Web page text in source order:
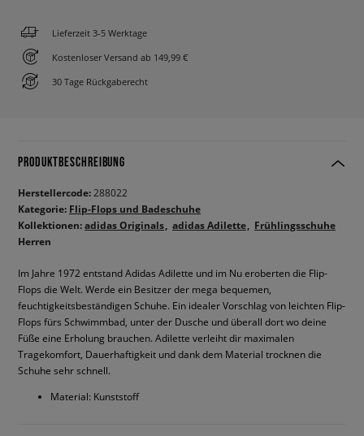
Lieferzeit 3-5 Werktage
Kostenloser Versand ab 149,99 €
30 Tage Rückgaberecht
PRODUKTBESCHREIBUNG
Herstellercode: 288022
Kategorie: Flip-Flops und Badeschuhe
Kollektionen:adidas Originals adidas Adilette
Frühlingsschuhe
Herren
Im Jahre 1972 entstand Adidas Adilette und im Nu eroberten die Flip-
Flops die Welt. Werde ein Besitzer der mega bequemen,
feuchtigkeitsbeständigen Schuhe. Ein idealer Vorschlag von leichten Flip-
Flops fürs Schwimmbad, unter der Dusche und überall dort wo deine
Füße eine Erholung brauchen. Adilette verleiht dir maximalen
Tragekomfort, Dauerhaftigkeit und dank dem Material trocknen die
Schuhe sehr schnell.
Material: Kunststoff